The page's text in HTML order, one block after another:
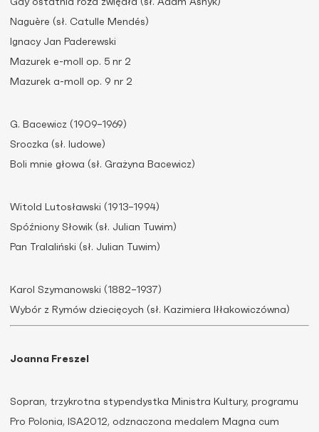
Gdy ostatnia róża zwiędła (sł. Adam Asnyk)
Naguère (sł. Catulle Mendés)
Ignacy Jan Paderewski
Mazurek e-moll op. 5 nr 2
Mazurek a-moll op. 9 nr 2
G. Bacewicz (1909–1969)
Sroczka (sł. ludowe)
Boli mnie głowa (sł. Grażyna Bacewicz)
Witold Lutosławski (1913–1994)
Spóźniony Słowik (sł. Julian Tuwim)
Pan Tralaliński (sł. Julian Tuwim)
Karol Szymanowski (1882–1937)
Wybór z Rymów dziecięcych (sł. Kazimiera Iłłakowiczówna)
Joanna Freszel
Sopran, trzykrotna stypendystka Ministra Kultury, programu
Pro Polonia, ISA2012, odznaczona medalem Magna cum